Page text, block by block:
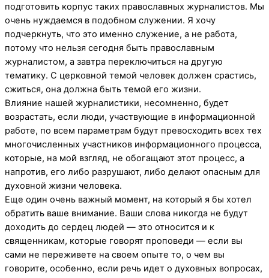
подготовить корпус таких православных журналистов. Мы
очень нуждаемся в подобном служении. Я хочу
подчеркнуть, что это именно служение, а не работа,
потому что нельзя сегодня быть православным
журналистом, а завтра переключиться на другую
тематику. С церковной темой человек должен срастись,
сжиться, она должна быть темой его жизни.
Влияние нашей журналистики, несомненно, будет
возрастать, если люди, участвующие в информационной
работе, по всем параметрам будут превосходить всех тех
многочисленных участников информационного процесса,
которые, на мой взгляд, не обогащают этот процесс, а
напротив, его либо разрушают, либо делают опасным для
духовной жизни человека.
Еще один очень важный момент, на который я бы хотел
обратить ваше внимание. Ваши слова никогда не будут
доходить до сердец людей — это относится и к
священникам, которые говорят проповеди — если вы
сами не переживете на своем опыте то, о чем вы
говорите, особенно, если речь идет о духовных вопросах,